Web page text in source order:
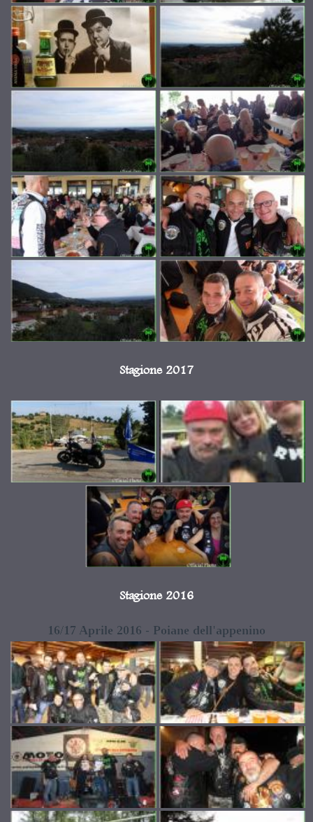
Stagione 2017
Stagione 2016
16/17 Aprile 2016 - Poiane dell'appenino